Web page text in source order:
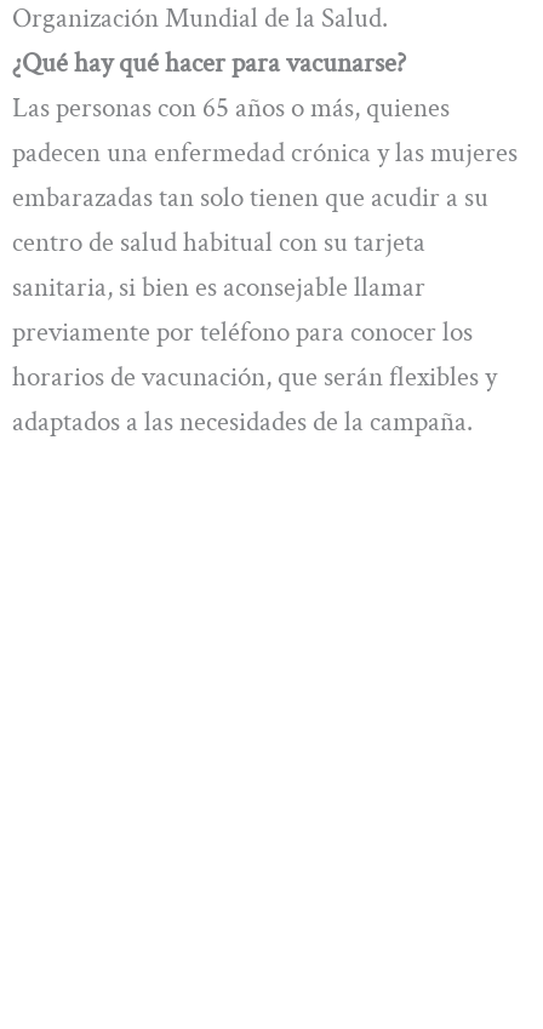
Organización Mundial de la Salud.
¿Qué hay qué hacer para vacunarse?
Las personas con 65 años o más, quienes
padecen una enfermedad crónica y las mujeres
embarazadas tan solo tienen que acudir a su
centro de salud habitual con su tarjeta
sanitaria, si bien es aconsejable llamar
previamente por teléfono para conocer los
horarios de vacunación, que serán flexibles y
adaptados a las necesidades de la campaña.